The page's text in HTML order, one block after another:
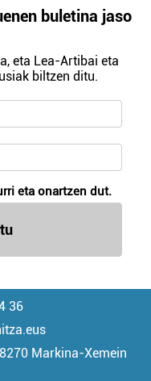
buletina jaso
eta Lea-Artibai eta
biltzen ditu.
eta onartzen dut.
36
Markina-Xemein